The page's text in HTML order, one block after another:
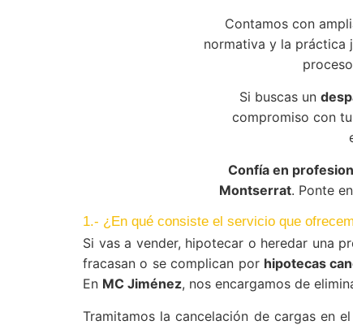
Contamos con
normativa y la práctica
Si buscas un
compromiso con
Confía en
Montserrat. Ponte
1.- ¿En qué consiste el servicio que
Si vas a vender, hipotecar o heredar una
fracasan o se complican por hipotecas
En MC Jiménez, nos encargamos de
Tramitamos la cancelación de cargas en el